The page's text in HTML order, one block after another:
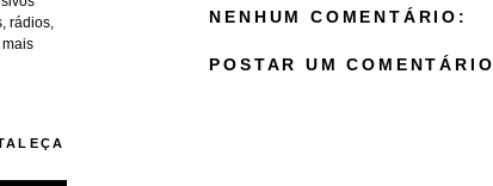
NENHUM COMENTÁRIO:
POSTAR UM COMENTÁRIO
rádios,